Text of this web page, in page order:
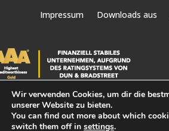
Impressum
Downloads aus
Wir verwenden Cookies, um dir die
unserer Website zu bieten.
You can find out more about which
switch them off in settings.